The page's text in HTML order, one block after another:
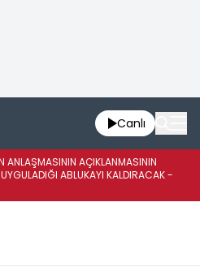
Canlı
ANLAŞMASININ AÇIKLANMASININ
ABLUKAYI KALDIRACAK -